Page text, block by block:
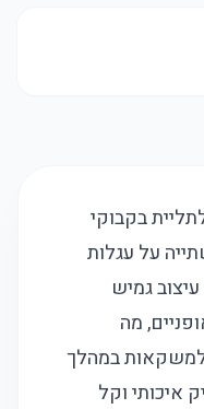
בקבוקי
על עגלות
גמיש
מה
במהלך
איכותי וקל